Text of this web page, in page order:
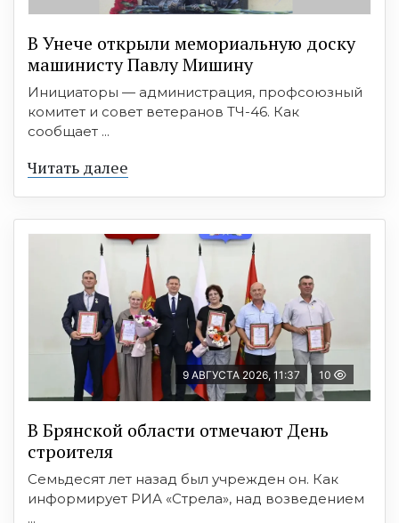
В Унече открыли мемориальную доску
машинисту Павлу Мишину
Инициаторы — администрация, профсоюзный
комитет и совет ветеранов ТЧ-46. Как
сообщает ...
Читать далее
9 АВГУСТА 2026, 11:37 10
В Брянской области отмечают День
строителя
Семьдесят лет назад был учрежден он. Как
информирует РИА «Стрела», над возведением
...